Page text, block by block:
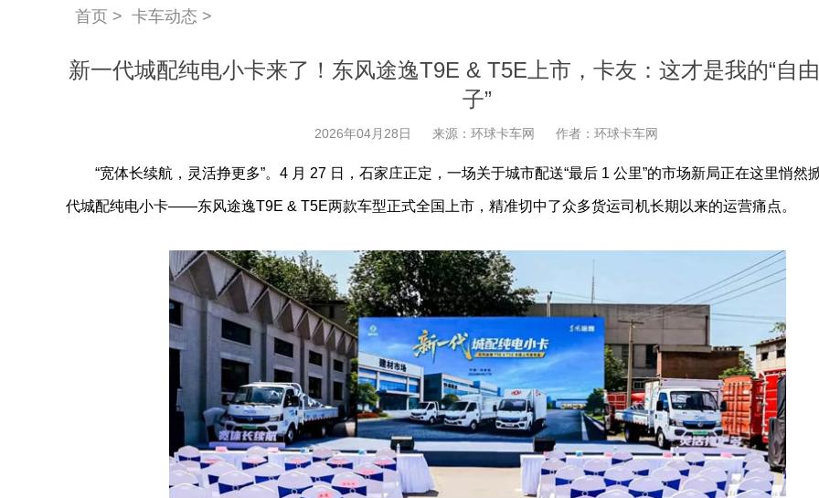
首页 > 卡车动态 >
新一代城配纯电小卡来了！东风途逸T9E & T5E上市，卡友：这才是我的“自
子”
2026年04月28日 来源：环球卡车网 作者：环球卡车网
“宽体长续航，灵活挣更多”。4 月 27 日，石家庄正定，一场关于城市配送“最后 1 公里”的市场新局正在这里悄然
代城配纯电小卡——东风途逸T9E & T5E两款车型正式全国上市，精准切中了众多货运司机长期以来的运营痛点。